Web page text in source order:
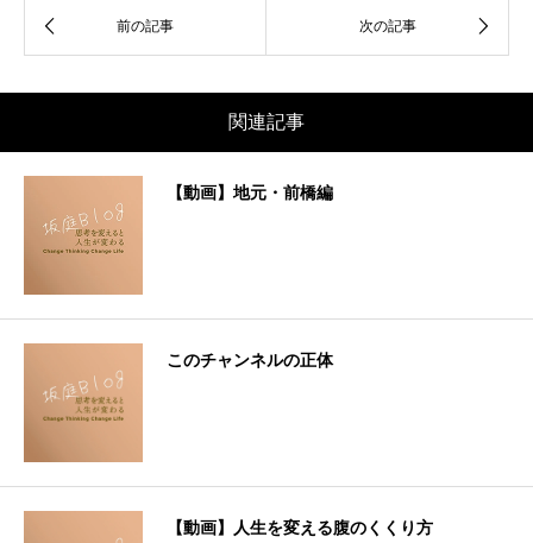
関連記事
【動画】地元・前橋編
このチャンネルの正体
【動画】人生を変える腹のくくり方